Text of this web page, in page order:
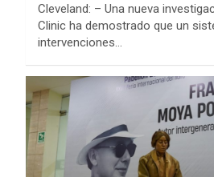
Cleveland: – Una nueva
Clinic ha demostrado que un
intervenciones…